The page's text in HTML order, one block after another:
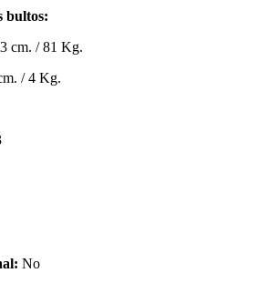
bultos:
cm. / 81 Kg.
/ 4 Kg.
No